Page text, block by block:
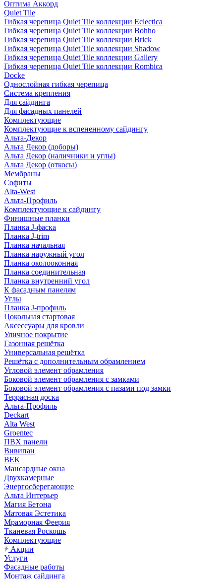
Оптима Аккорд
Quiet Tile
Гибкая черепица Quiet Tile коллекции Eclectica
Гибкая черепица Quiet Tile коллекции Bohho
Гибкая черепица Quiet Tile коллекции Brick
Гибкая черепица Quiet Tile коллекции Shadow
Гибкая черепица Quiet Tile коллекции Gallery
Гибкая черепица Quiet Tile коллекции Rombica
Docke
Однослойная гибкая черепица
Система крепления
Для сайдинга
Для фасадных панелей
Комплектующие
Комплектующие к вспененному сайдингу
Альта-Декор
Альта Декор (доборы)
Альта Декор (наличники и углы)
Альта Декор (откосы)
Мембраны
Софиты
Alta-West
Альта-Профиль
Комплектующие к сайдингу
Финишные планки
Планка J-фаска
Планка J-trim
Планка начальная
Планка наружный угол
Планка околооконная
Планка соединительная
Планка внутренний угол
К фасадным панелям
Углы
Планка J-профиль
Цокольная стартовая
Аксессуары для кровли
Уличное покрытие
Газонная решётка
Универсальная решётка
Решётка с дополнительным обрамлением
Угловой элемент обрамления
Боковой элемент обрамления с замками
Боковой элемент обрамления с пазами под замки
Террасная доска
Альта-Профиль
Deckart
Alta West
Groentec
ПВХ панели
Вивипан
ВЕК
Мансардные окна
Двухкамерные
Энергосберегающие
Альта Интерьер
Магия Бетона
Матовая Эстетика
Мраморная Феерия
Тканевая Роскошь
Комплектующие
Акции
Услуги
Фасадные работы
Монтаж сайдинга